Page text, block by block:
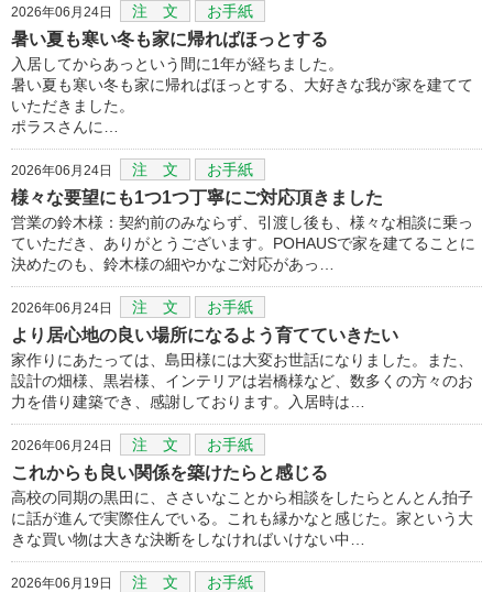
2026年06月24日 注 文 お手紙
暑い夏も寒い冬も家に帰ればほっとする
入居してからあっという間に1年が経ちました。
暑い夏も寒い冬も家に帰ればほっとする、大好きな我が家を建てて
いただきました。
ポラスさんに…
2026年06月24日 注 文 お手紙
様々な要望にも1つ1つ丁寧にご対応頂きました
営業の鈴木様：契約前のみならず、引渡し後も、様々な相談に乗っ
ていただき、ありがとうございます。POHAUSで家を建てることに
決めたのも、鈴木様の細やかなご対応があっ…
2026年06月24日 注 文 お手紙
より居心地の良い場所になるよう育てていきたい
家作りにあたっては、島田様には大変お世話になりました。また、
設計の畑様、黒岩様、インテリアは岩橋様など、数多くの方々のお
力を借り建築でき、感謝しております。入居時は…
2026年06月24日 注 文 お手紙
これからも良い関係を築けたらと感じる
高校の同期の黒田に、ささいなことから相談をしたらとんとん拍子
に話が進んで実際住んでいる。これも縁かなと感じた。家という大
きな買い物は大きな決断をしなければいけない中…
2026年06月19日 注 文 お手紙